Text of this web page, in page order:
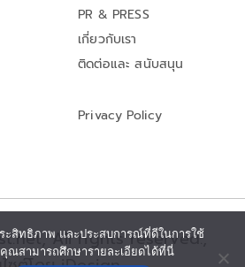
PR & PRESS
เกี่ยวกับเรา
ติดต่อและ สนับสนุน
Privacy Policy
All rights reserved.,
ะสิทธิภาพ และประสบการณ์ที่ดีในการใช้
ณสามารถศึกษารายละเอียดได้ที่นี่